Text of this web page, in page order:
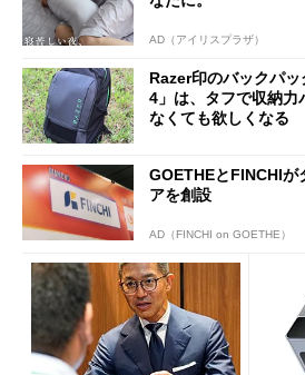
AD（アイリスプラザ）
Razer印のバックパ
4」は、タフで収納
なくても欲しくなる
GOETHEとFINCHIが
アを創設
AD（FINCHI on GOETHE）